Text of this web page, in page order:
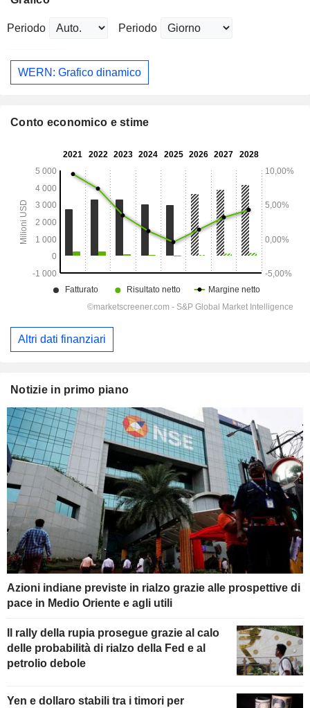
Periodo Periodo
WERN: Grafico dinamico
Conto economico e stime
Altri dati finanziari
Notizie in primo piano
Azioni indiane previste in rialzo grazie alle prospettive di
pace in Medio Oriente e agli utili
Il rally della rupia prosegue grazie al calo
delle probabilità di rialzo della Fed e al
petrolio debole
Yen e dollaro stabili tra i timori per